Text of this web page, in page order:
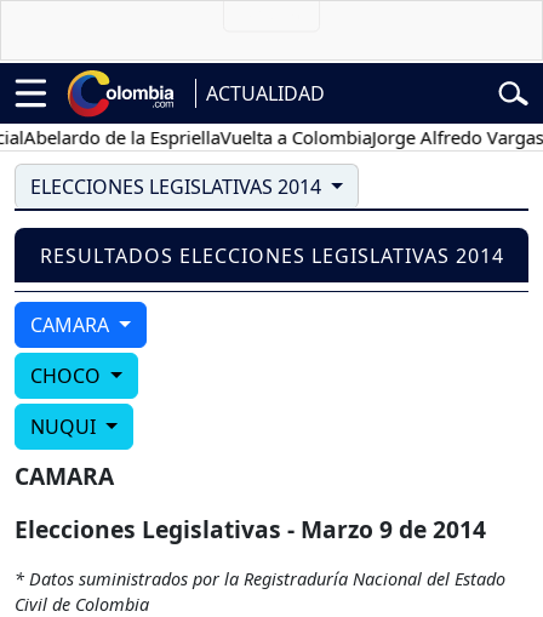
ACTUALIDAD
Abelardo de la EspriellaVuelta a ColombiaJorge Alfredo Vargas
ELECCIONES LEGISLATIVAS 2014
RESULTADOS ELECCIONES LEGISLATIVAS 2014
CAMARA
CHOCO
NUQUI
CAMARA
Elecciones Legislativas - Marzo 9 de 2014
* Datos suministrados por la Registraduría Nacional del Estado
Civil de Colombia